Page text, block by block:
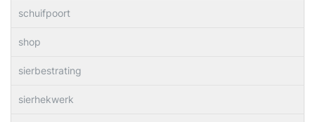
schuifpoort
shop
sierbestrating
sierhekwerk